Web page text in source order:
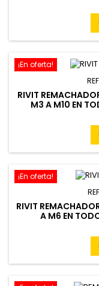
¡En oferta!
RIVIT
M3 A M10 EN
¡En oferta!
RIVIT
A M6 EN